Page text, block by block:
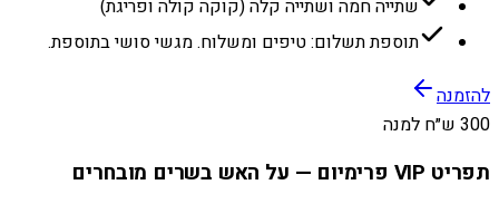
שתייה חמה ושתייה קלה (קוקה קולה ופריגת)
תוספת תשלום: טיפים ומשלוח. מגשי סושי בתוספת.
להזמנה
300 ש״ח למנה
תפריט VIP פרימיום — על האש בשרים מובחרים